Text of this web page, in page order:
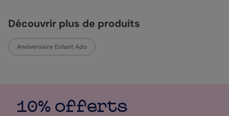
Découvrir plus de produits
Anniversaire Enfant Ado
10% offerts